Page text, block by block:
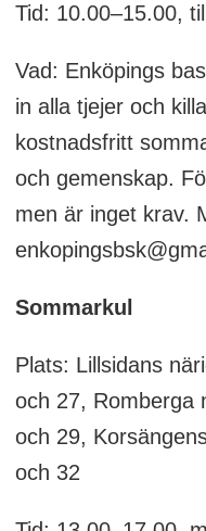
Tid: 10.00–15.00,
Vad: Enköpings
in alla tjejer och
kostnadsfritt
och gemenskap.
men är inget krav.
Sommarkul
Plats: Lillsidans
och 27, Romberga
och 29,
och 32